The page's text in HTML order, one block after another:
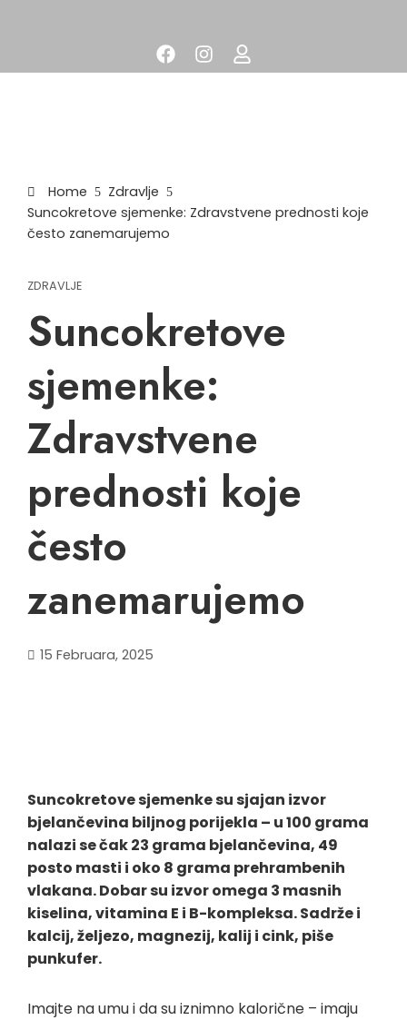
Home
Zdravlje
Suncokretove sjemenke: Zdravstvene prednosti koje
često zanemarujemo
ZDRAVLJE
Suncokretove
sjemenke:
Zdravstvene
prednosti koje
često
zanemarujemo
15 Februara, 2025
Suncokretove sjemenke su sjajan izvor
bjelančevina biljnog porijekla – u 100 grama
nalazi se čak 23 grama bjelančevina, 49
posto masti i oko 8 grama prehrambenih
vlakana. Dobar su izvor omega 3 masnih
kiselina, vitamina E i B-kompleksa. Sadrže i
kalcij, željezo, magnezij, kalij i cink, piše
punkufer.
Imajte na umu i da su iznimno kalorične – imaju